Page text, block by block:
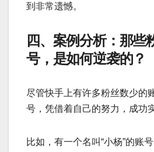
到非常遗憾。
四、案例分析：那些
号，是如何逆袭的？
尽管快手上有许多粉丝数少的
号，凭借着自己的努力，成功
比如，有一个名叫“小杨”的账